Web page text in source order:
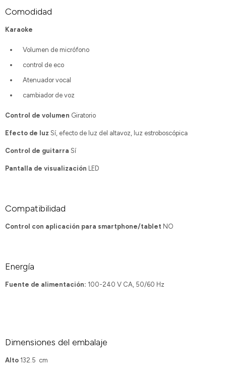
Comodidad
Karaoke
Volumen de micrófono
control de eco
Atenuador vocal
cambiador de voz
Control de volumen Giratorio
Efecto de luz Sí, efecto de luz del altavoz, luz estroboscópica
Control de guitarra Sí
Pantalla de visualización LED
Compatibilidad
Control con aplicación para smartphone/tablet NO
Energía
Fuente de alimentación: 100-240 V CA, 50/60 Hz
Dimensiones del embalaje
Alto 132.5 cm